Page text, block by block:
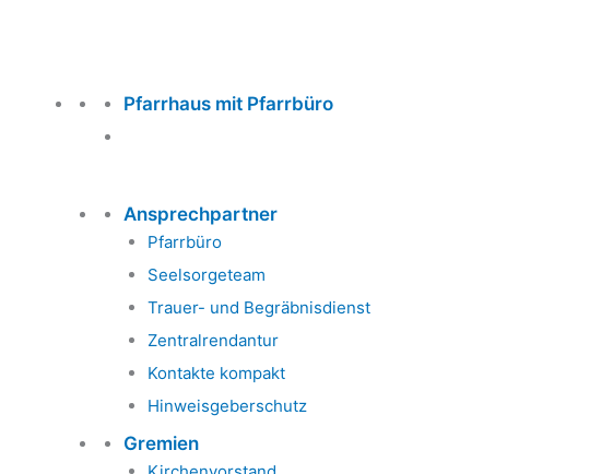
Pfarrhaus mit Pfarrbüro
Ansprechpartner
Pfarrbüro
Seelsorgeteam
Trauer- und Begräbnisdienst
Zentralrendantur
Kontakte kompakt
Hinweisgeberschutz
Gremien